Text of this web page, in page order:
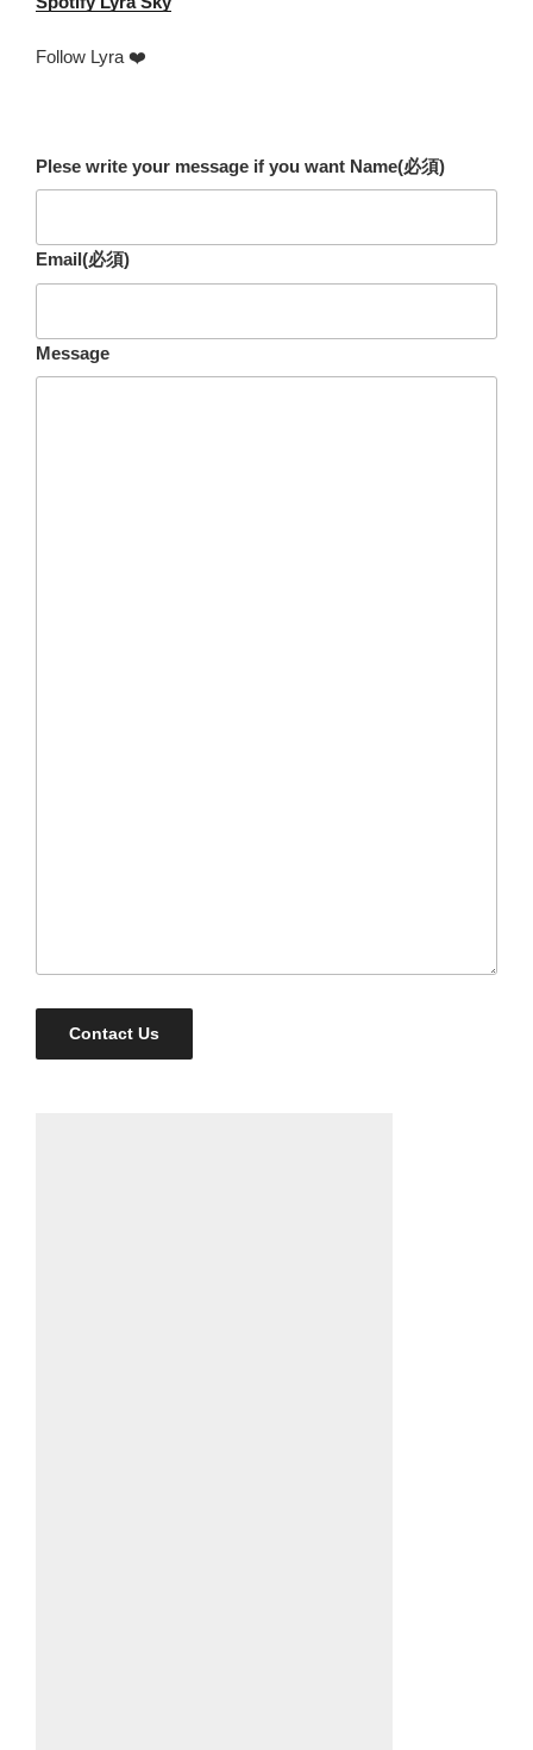
Follow Lyra ❤️
Plese write your message if you want Name(必須)
Email(必須)
Message
Contact Us